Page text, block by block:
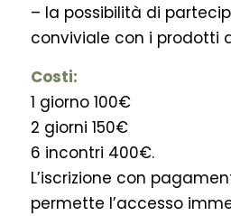
– la possibilità di
conviviale con i prodotti
Costi:
1 giorno 100€
2 giorni 150€
6 incontri 400€.
L’iscrizione con
permette l’accesso